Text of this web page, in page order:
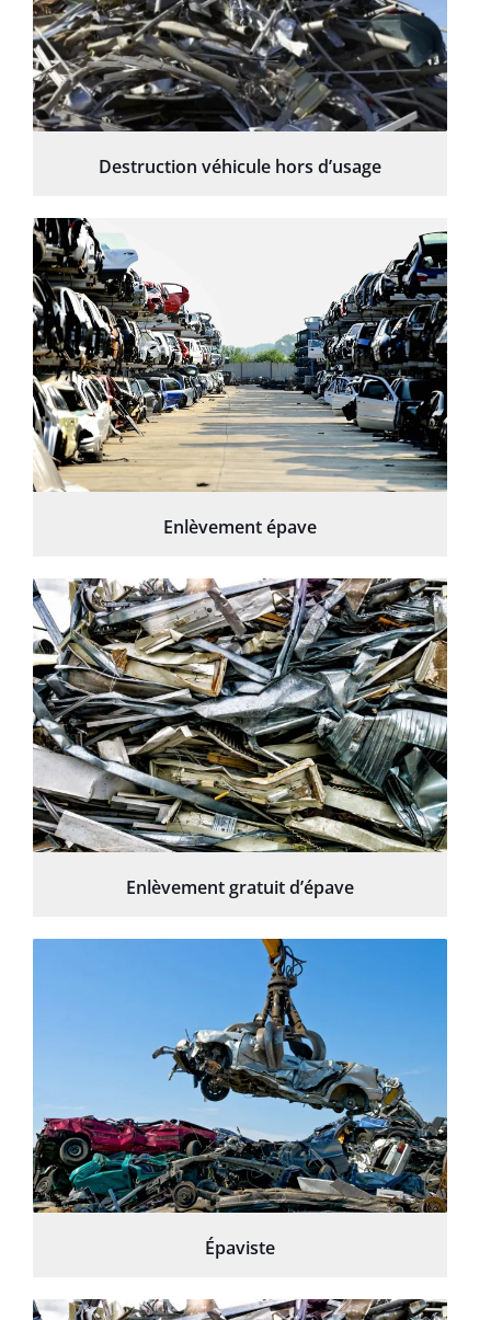
Destruction véhicule hors d’usage
Enlèvement épave
Enlèvement gratuit d’épave
Épaviste